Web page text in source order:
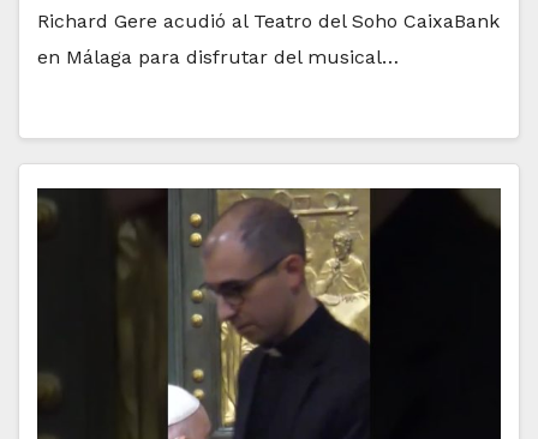
Richard Gere acudió al Teatro del Soho CaixaBank
en Málaga para disfrutar del musical…